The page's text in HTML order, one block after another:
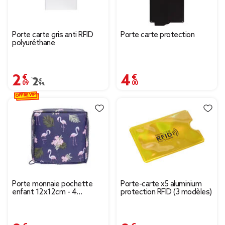
Porte carte gris anti RFID
polyuréthane
2,09 €
Prix remisé de 2,99 € à 2,09 €
2,99 €
Porte carte protection
4,00 €
Porte monnaie pochette
enfant 12x12cm - 4
OFFRE VIP
Porte-carte x5 aluminium
protection RFID (3 modèles)